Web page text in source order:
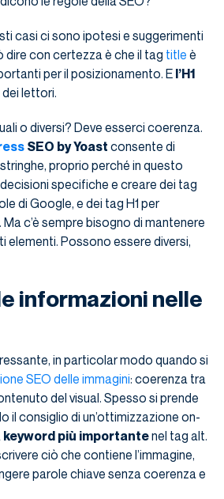
casi ci sono ipotesi e suggerimenti
dire con certezza è che il tag title è
per il posizionamento. E l’H1
dei lettori.
o diversi? Deve esserci coerenza.
SEO by Yoast consente di
proprio perché in questo
specifiche e creare dei tag
di Google, e dei tag H1 per
c’è sempre bisogno di mantenere
elementi. Possono essere diversi,
informazioni nelle
in particolar modo quando si
SEO delle immagini: coerenza tra
del visual. Spesso si prende
il consiglio di un’ottimizzazione on-
keyword più importantenel tag alt.
ciò che contiene l’immagine,
parole chiave senza coerenza e